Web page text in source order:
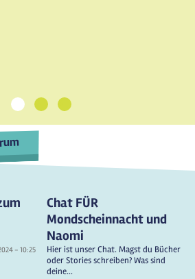
1 2 3
- 10:25
Chat FÜR
Mondscheinnacht und
Naomi
Hier ist unser Chat. Magst du Bücher
oder Stories schreiben? Was sind
deine...